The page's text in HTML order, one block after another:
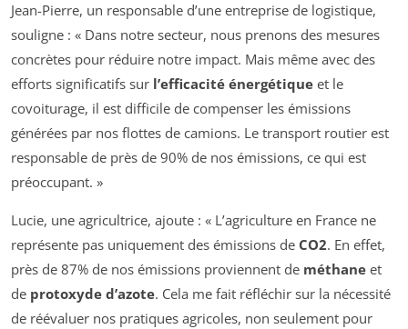
Jean-Pierre, un responsable d’une entreprise de logistique,
souligne : « Dans notre secteur, nous prenons des mesures
concrètes pour réduire notre impact. Mais même avec des
efforts significatifs sur l’efficacité énergétique et le
covoiturage, il est difficile de compenser les émissions
générées par nos flottes de camions. Le transport routier est
responsable de près de 90% de nos émissions, ce qui est
préoccupant. »
Lucie, une agricultrice, ajoute : « L’agriculture en France ne
représente pas uniquement des émissions de CO2. En effet,
près de 87% de nos émissions proviennent de méthane et
de protoxyde d’azote. Cela me fait réfléchir sur la nécessité
de réévaluer nos pratiques agricoles, non seulement pour